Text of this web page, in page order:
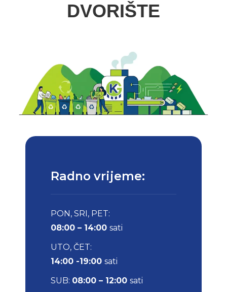
DVORIŠTE
Radno vrijeme:
PON, SRI, PET:
08:00 – 14:00 sati
UTO, ČET:
14:00 -19:00 sati
SUB: 08:00 – 12:00 sati